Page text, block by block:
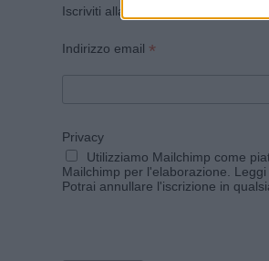
Iscriviti alla newsletter di Gallura
Indirizzo email *
Privacy
Utilizziamo Mailchimp come
Mailchimp per l'elaborazione.
Potrai annullare l'iscrizione in